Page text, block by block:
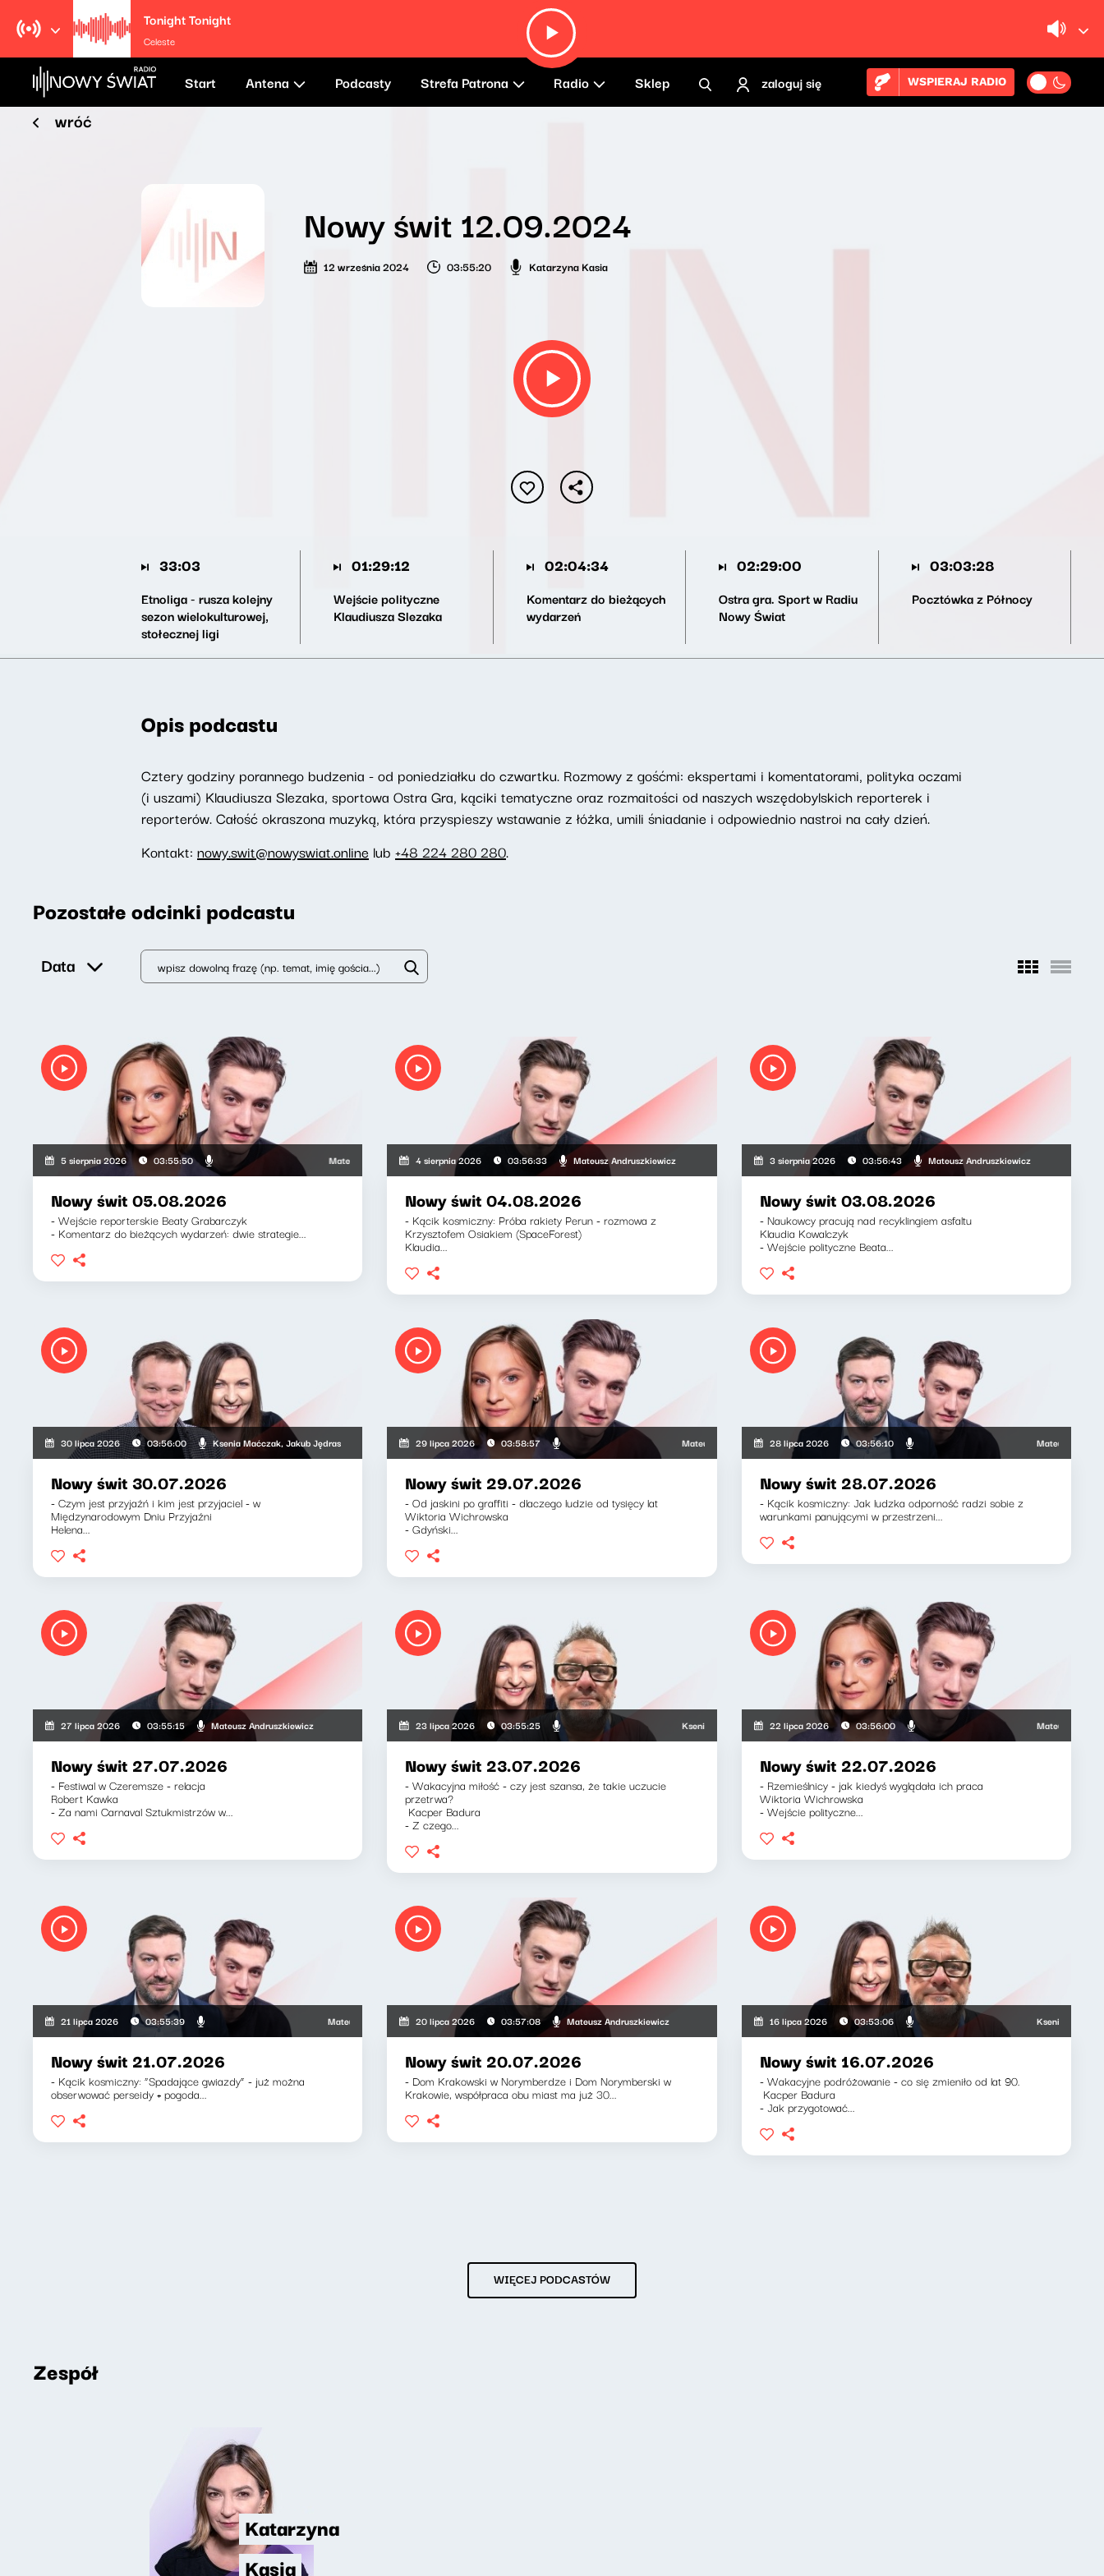
Tonight Tonight
Celeste
Start Antena Podcasty Strefa Patrona Radio Sklep zaloguj się WSPIERAJ RADIO
wróć
Nowy świt 12.09.2024
12 września 2024 03:55:20 Katarzyna Kasia
33:03
Etnoliga - rusza kolejny
sezon wielokulturowej,
stołecznej ligi
01:29:12
Wejście polityczne
Klaudiusza Slezaka
02:04:34
Komentarz do bieżących
wydarzeń
02:29:00
Ostra gra. Sport w Radiu
Nowy Świat
03:03:28
Pocztówka z Północy
Opis podcastu
Cztery godziny porannego budzenia - od poniedziałku do czwartku. Rozmowy z gośćmi: ekspertami i komentatorami, polityka oczami
(i uszami) Klaudiusza Slezaka, sportowa Ostra Gra, kąciki tematyczne oraz rozmaitości od naszych wszędobylskich reporterek i
reporterów. Całość okraszona muzyką, która przyspieszy wstawanie z łóżka, umili śniadanie i odpowiednio nastroi na cały dzień.
Kontakt: nowy.swit@nowyswiat.online lub +48 224 280 280.
Pozostałe odcinki podcastu
Data
5 sierpnia 2026 03:55:50 Mateusz Andruszkiewicz, Zuzanna Iłenda
Nowy świt 05.08.2026
- Wejście reporterskie Beaty Grabarczyk
- Komentarz do bieżących wydarzeń: dwie strategie...
4 sierpnia 2026 03:56:33 Mateusz Andruszkiewicz
Nowy świt 04.08.2026
- Kącik kosmiczny: Próba rakiety Perun - rozmowa z
Krzysztofem Osiakiem (SpaceForest)
Klaudia...
3 sierpnia 2026 03:56:43 Mateusz Andruszkiewicz
Nowy świt 03.08.2026
- Naukowcy pracują nad recyklingiem asfaltu
Klaudia Kowalczyk
- Wejście polityczne Beata...
30 lipca 2026 03:56:00 Ksenia Maćczak, Jakub Jędras
Nowy świt 30.07.2026
- Czym jest przyjaźń i kim jest przyjaciel - w
Międzynarodowym Dniu Przyjaźni
Helena...
29 lipca 2026 03:58:57 Mateusz Andruszkiewicz, Zuzanna Iłenda
Nowy świt 29.07.2026
- Od jaskini po graffiti - dlaczego ludzie od tysięcy lat
Wiktoria Wichrowska
- Gdyński...
28 lipca 2026 03:56:10 Mateusz
Nowy świt 28.07.2026
- Kącik kosmiczny: Jak ludzka odporność radzi sobie z
warunkami panującymi w przestrzeni...
27 lipca 2026 03:55:15 Mateusz Andruszkiewicz
Nowy świt 27.07.2026
- Festiwal w Czeremsze - relacja
Robert Kawka
- Za nami Carnaval Sztukmistrzów w...
23 lipca 2026 03:55:25 Ksenia Maćczak, Mirosław Oczkoś
Nowy świt 23.07.2026
- Wakacyjna miłość - czy jest szansa, że takie uczucie
przetrwa?
Kacper Badura
- Z czego...
22 lipca 2026 03:56:00 Mateusz
Nowy świt 22.07.2026
- Rzemieślnicy - jak kiedyś wyglądała ich praca
Wiktoria Wichrowska
- Wejście polityczne...
21 lipca 2026 03:55:39 Mateusz Andruszkiewicz, Klaudiusz Slezak
Nowy świt 21.07.2026
- Kącik kosmiczny: “Spadające gwiazdy” - już można
obserwować perseidy + pogoda...
20 lipca 2026 03:57:08 Mateusz Andruszkiewicz
Nowy świt 20.07.2026
- Dom Krakowski w Norymberdze i Dom Norymberski w
Krakowie, współpraca obu miast ma już 30...
16 lipca 2026 03:53:06 Ksenia Maćczak,
Nowy świt 16.07.2026
- Wakacyjne podróżowanie - co się zmieniło od lat 90.
Kacper Badura
- Jak przygotować...
WIĘCEJ PODCASTÓW
Zespół
Katarzyna
Kasia